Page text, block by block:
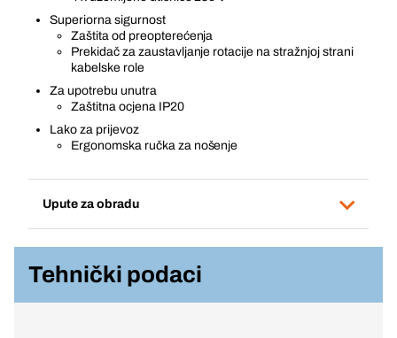
Superiorna sigurnost
Zaštita od preopterećenja
Prekidač za zaustavljanje rotacije na stražnjoj strani
kabelske role
Za upotrebu unutra
Zaštitna ocjena IP20
Lako za prijevoz
Ergonomska ručka za nošenje
Upute za obradu
Tehnički podaci